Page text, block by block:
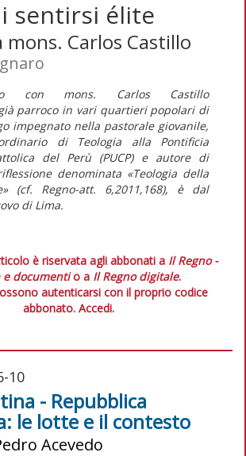
sentirsi élite
Carlos Castillo
con mons. Carlos Castillo
parroco in vari quartieri popolari di
impegnato nella pastorale giovanile,
di Teologia alla Pontificia
del Perù (PUCP) e autore di
denominata «Teologia della
(cf. Regno-att. 6,2011,168), è dal
di Lima.
è riservata agli abbonati a Il Regno -
documentio a Il Regno digitale.
autenticarsi con il proprio codice
abbonato. Accedi.
10
- Repubblica
le lotte e il contesto
Acevedo